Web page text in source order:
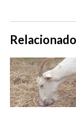
Relacionado